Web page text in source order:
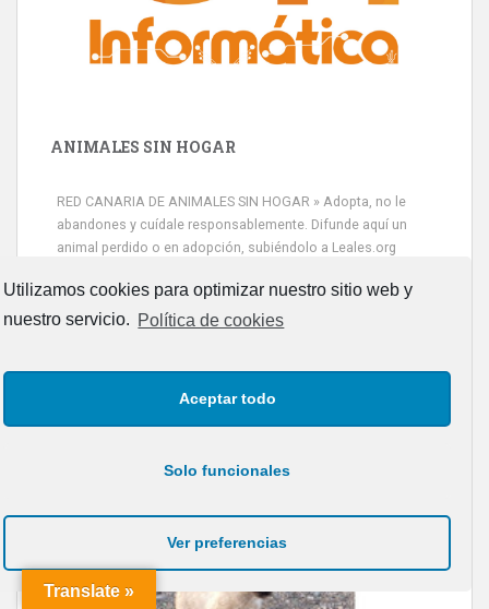
Utilizamos cookies para optimizar nuestro sitio web y
nuestro servicio. Política de cookies
Aceptar todo
Solo funcionales
Ver preferencias
ANIMALES SIN HOGAR
RED CANARIA DE ANIMALES SIN HOGAR » Adopta, no le
abandones y cuídale responsablemente. Difunde aquí un
animal perdido o en adopción, subiéndolo a Leales.org
oreja,cariñosa,mimosa pero miedosa,e...
Translate »